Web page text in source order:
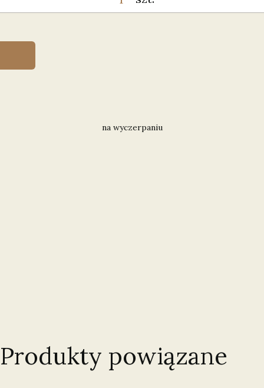
na wyczerpaniu
Produkty powiązane